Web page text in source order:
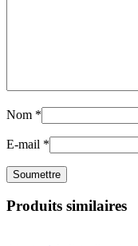
Nom *
E-mail *
Produits similaires